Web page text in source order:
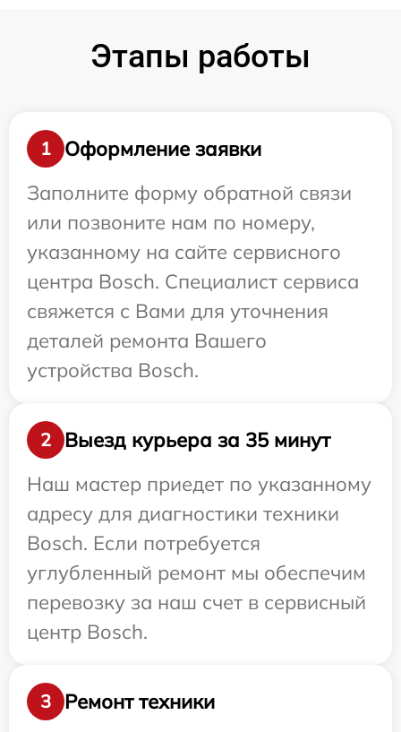
Этапы работы
1
Оформление заявки
Заполните форму обратной связи
или позвоните нам по номеру,
указанному на сайте сервисного
центра Bosch. Специалист сервиса
свяжется с Вами для уточнения
деталей ремонта Вашего
устройства Bosch.
2
Выезд курьера за 35 минут
Наш мастер приедет по указанному
адресу для диагностики техники
Bosch. Если потребуется
углубленный ремонт мы обеспечим
перевозку за наш счет в сервисный
центр Bosch.
3 Ремонт техники